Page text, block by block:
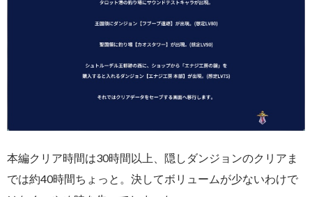
本編クリア時間は30時間以上、隠しダンジョンのクリアま
では約40時間ちょっと。決してボリュームが少ないわけで